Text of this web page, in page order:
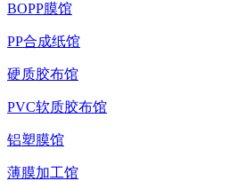
BOPP膜馆
PP合成纸馆
硬质胶布馆
PVC软质胶布馆
铝塑膜馆
薄膜加工馆